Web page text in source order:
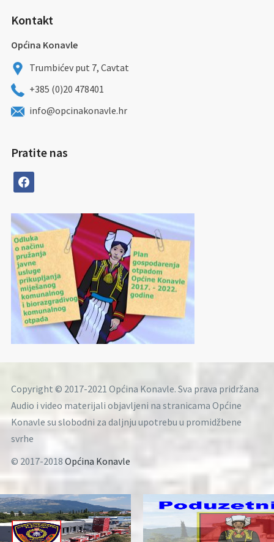
Kontakt
Općina Konavle
Trumbićev put 7, Cavtat
+385 (0)20 478401
info@opcinakonavle.hr
Pratite nas
facebook
Copyright © 2017-2021 Općina Konavle. Sva prava pridržana
Audio i video materijali objavljeni na stranicama Općine
Konavle su slobodni za daljnju upotrebu u promidžbene
svrhe
© 2017-2018 Općina Konavle